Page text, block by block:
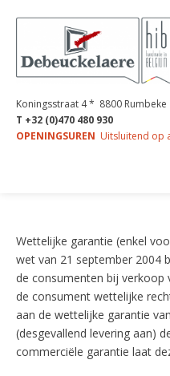
Koningsstraat 4 * 8800 Rumbeke
T +32 (0)470 480 930
OPENINGSUREN Uitsluitend op
Wettelijke garantie (enkel
wet van 21 september 2004
de consumenten bij
de consument wettelijke
aan de wettelijke garantie
(desgevallend levering aan)
commerciële garantie laat